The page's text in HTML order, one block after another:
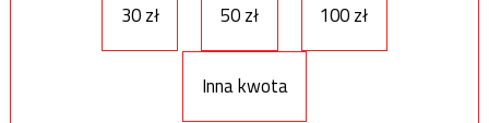
30 zł 50 zł 100 zł
Inna kwota